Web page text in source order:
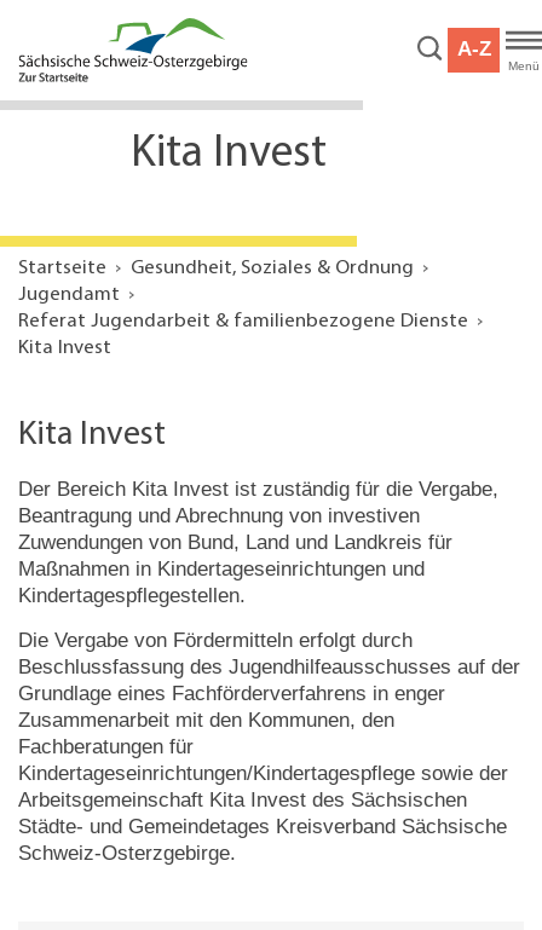
Hauptinhalt
Service
A-Z
Menü
Kita Invest
Startseite
Gesundheit, Soziales & Ordnung
Jugendamt
Referat Jugendarbeit & familienbezogene Dienste
Kita Invest
Kita Invest
Der Bereich Kita Invest ist zuständig für die Vergabe,
Beantragung und Abrechnung von investiven
Zuwendungen von Bund, Land und Landkreis für
Maßnahmen in Kindertageseinrichtungen und
Kindertagespflegestellen.
Die Vergabe von Fördermitteln erfolgt durch
Beschlussfassung des Jugendhilfeausschusses auf der
Grundlage eines Fachförderverfahrens in enger
Zusammenarbeit mit den Kommunen, den
Fachberatungen für
Kindertageseinrichtungen/Kindertagespflege sowie der
Arbeitsgemeinschaft Kita Invest des Sächsischen
Städte- und Gemeindetages Kreisverband Sächsische
Schweiz-Osterzgebirge.